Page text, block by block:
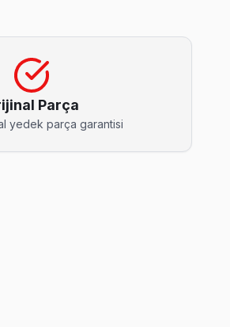
ikinci ziyaret.
Parça
yedek parça garantisi